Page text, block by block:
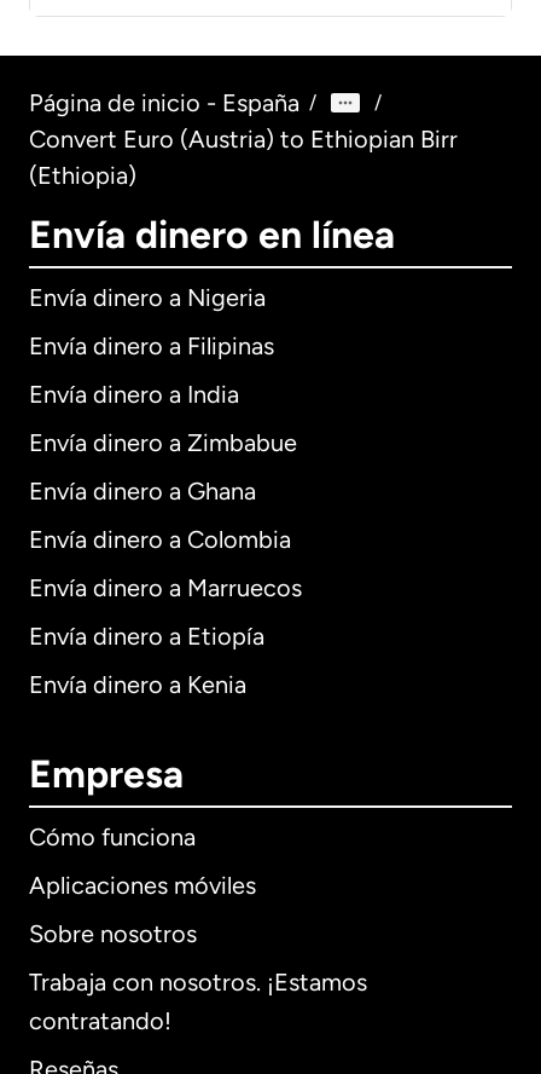
Página de inicio - España / /
Convert Euro (Austria) to Ethiopian Birr
(Ethiopia)
Envía dinero en línea
Envía dinero a Nigeria
Envía dinero a Filipinas
Envía dinero a India
Envía dinero a Zimbabue
Envía dinero a Ghana
Envía dinero a Colombia
Envía dinero a Marruecos
Envía dinero a Etiopía
Envía dinero a Kenia
Empresa
Cómo funciona
Aplicaciones móviles
Sobre nosotros
Trabaja con nosotros. ¡Estamos
contratando!